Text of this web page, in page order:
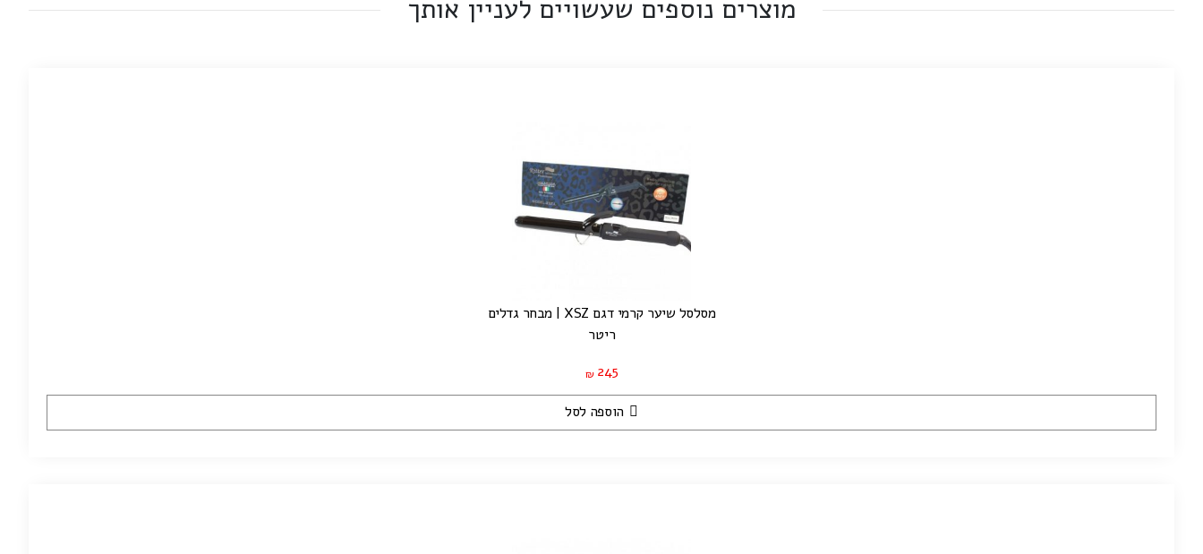
מוצרים נוספים שעשויים לעניין אותך
מסלסל שיער קרמי דגם XSZ | מבחר גדלים
ריטר
₪ 245
הוספה לסל